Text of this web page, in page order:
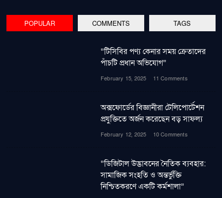
POPULAR COMMENTS TAGS
“টিসিবির পণ্য কেনার সময় ক্রেতাদের
পাঁচটি প্রধান অভিযোগ”
February 15, 2025 11 Comments
অক্সফোর্ডের বিজ্ঞানীরা টেলিপোর্টেশন
প্রযুক্তিতে অর্জন করেছেন বড় সাফল্য
February 12, 2025 10 Comments
“ডিজিটাল উদ্ভাবনের নৈতিক ব্যবহার:
সামাজিক সংহতি ও অন্তর্ভুক্তি
নিশ্চিতকরণে একটি কর্মশালা”